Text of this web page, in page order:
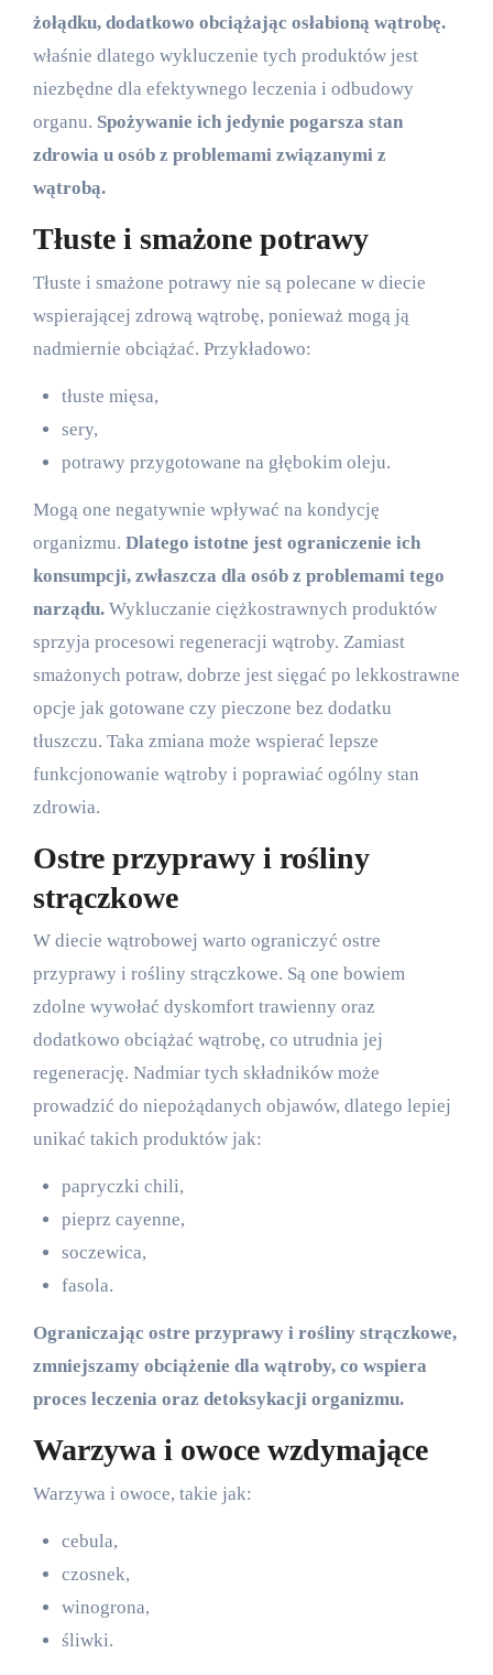
żołądku, dodatkowo obciążając osłabioną wątrobę.
właśnie dlatego wykluczenie tych produktów jest
niezbędne dla efektywnego leczenia i odbudowy
organu. Spożywanie ich jedynie pogarsza stan
zdrowia u osób z problemami związanymi z
wątrobą.
Tłuste i smażone potrawy
Tłuste i smażone potrawy nie są polecane w diecie
wspierającej zdrową wątrobę, ponieważ mogą ją
nadmiernie obciążać. Przykładowo:
tłuste mięsa,
sery,
potrawy przygotowane na głębokim oleju.
Mogą one negatywnie wpływać na kondycję
organizmu. Dlatego istotne jest ograniczenie ich
konsumpcji, zwłaszcza dla osób z problemami tego
narządu.Wykluczanie ciężkostrawnych produktów
sprzyja procesowi regeneracji wątroby. Zamiast
smażonych potraw, dobrze jest sięgać po lekkostrawne
opcje jak gotowane czy pieczone bez dodatku
tłuszczu. Taka zmiana może wspierać lepsze
funkcjonowanie wątroby i poprawiać ogólny stan
zdrowia.
Ostre przyprawy i rośliny
strączkowe
W diecie wątrobowej warto ograniczyć ostre
przyprawy i rośliny strączkowe. Są one bowiem
zdolne wywołać dyskomfort trawienny oraz
dodatkowo obciążać wątrobę, co utrudnia jej
regenerację. Nadmiar tych składników może
prowadzić do niepożądanych objawów, dlatego lepiej
unikać takich produktów jak:
papryczki chili,
pieprz cayenne,
soczewica,
fasola.
Ograniczając ostre przyprawy i rośliny strączkowe,
zmniejszamy obciążenie dla wątroby, co wspiera
proces leczenia oraz detoksykacji organizmu.
Warzywa i owoce wzdymające
Warzywa i owoce, takie jak:
cebula,
czosnek,
winogrona,
śliwki.